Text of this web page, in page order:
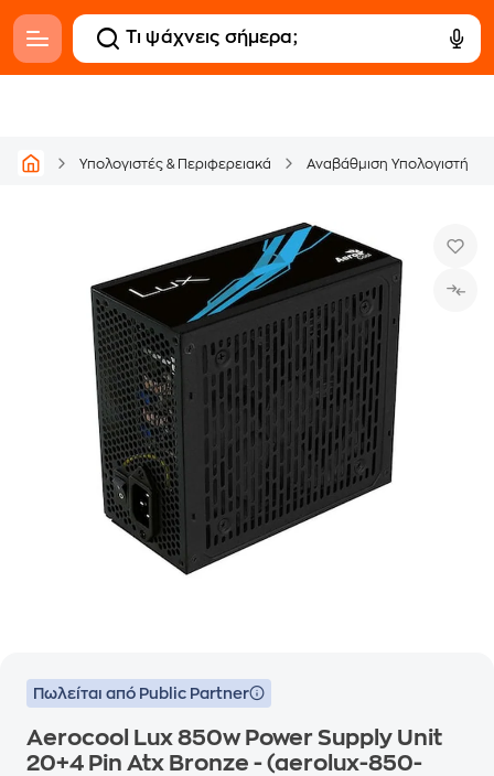
Υπολογιστές & Περιφερειακά Αναβάθμιση Υπολογιστή
Πωλείται από Public Partner
Aerocool Lux 850w Power Supply Unit
20+4 Pin Atx Bronze - (aerolux-850-